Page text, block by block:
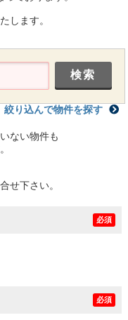
します。
絞り込んで物件を探す
ない物件も
せ下さい。
必須
必須